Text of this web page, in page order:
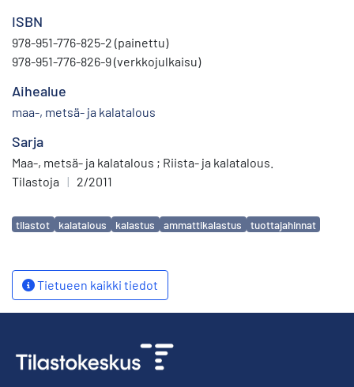
ISBN
978-951-776-825-2 (painettu)
978-951-776-826-9 (verkkojulkaisu)
Aihealue
maa-, metsä- ja kalatalous
Sarja
Maa-, metsä- ja kalatalous ; Riista- ja kalatalous.
Tilastoja
| 2/2011
Avainsanat
tilastot kalatalous kalastus ammattikalastus tuottajahinnat
Tietueen kaikki tiedot